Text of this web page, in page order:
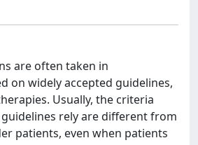
are often taken in
on widely accepted guidelines,
Usually, the criteria
rely are different from
patients, even when patients